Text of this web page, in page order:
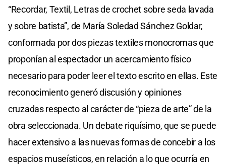
“Recordar, Textil, Letras de crochet sobre seda lavada
y sobre batista”, de María Soledad Sánchez Goldar,
conformada por dos piezas textiles monocromas que
proponían al espectador un acercamiento físico
necesario para poder leer el texto escrito en ellas. Este
reconocimiento generó discusión y opiniones
cruzadas respecto al carácter de “pieza de arte” de la
obra seleccionada. Un debate riquísimo, que se puede
hacer extensivo a las nuevas formas de concebir a los
espacios museísticos, en relación a lo que ocurría en